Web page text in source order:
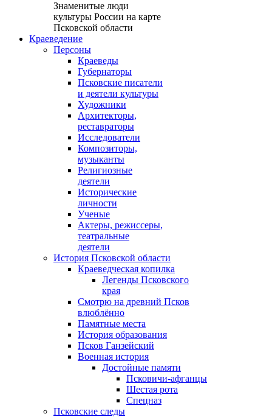
Знаменитые люди
культуры России на карте
Псковской области
Краеведение
Персоны
Краеведы
Губернаторы
Псковские писатели
и деятели культуры
Художники
Архитекторы,
реставраторы
Исследователи
Композиторы,
музыканты
Религиозные
деятели
Исторические
личности
Ученые
Актеры, режиссеры,
театральные
деятели
История Псковской области
Краеведческая копилка
Легенды Псковского
края
Смотрю на древний Псков
влюблённо
Памятные места
История образования
Псков Ганзейский
Военная история
Достойные памяти
Псковичи-афганцы
Шестая рота
Спецназ
Псковские следы